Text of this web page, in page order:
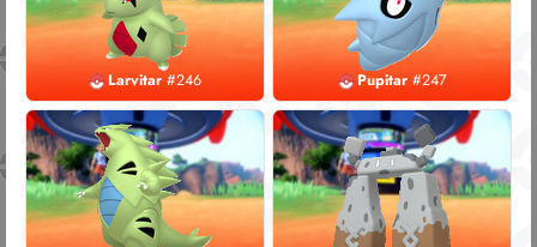
Larvitar #246 Pupitar#247